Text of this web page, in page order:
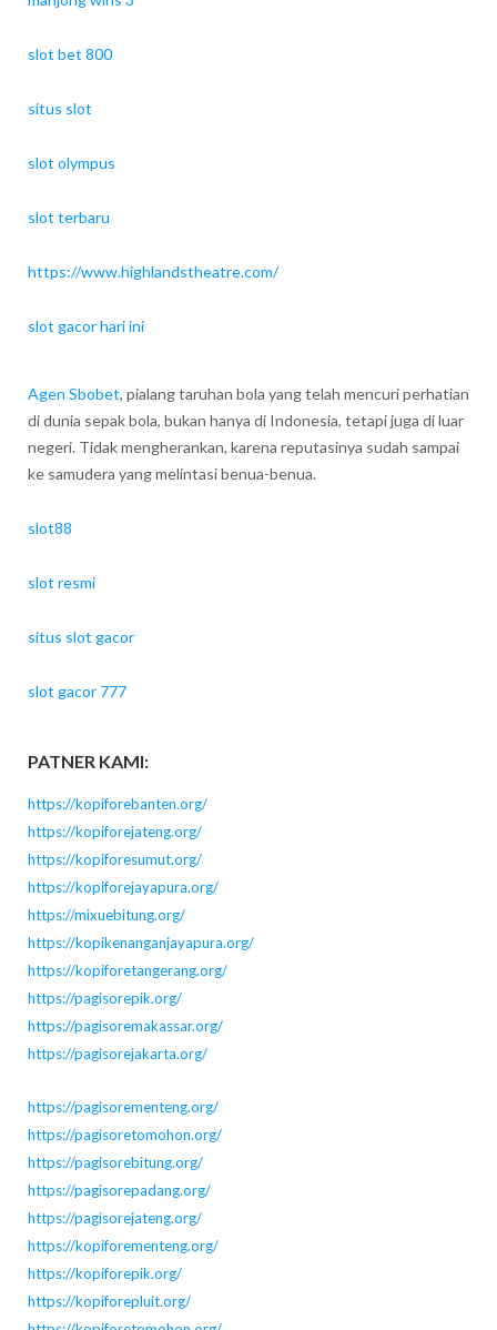
slot bet 800
situs slot
slot olympus
slot terbaru
https://www.highlandstheatre.com/
slot gacor hari ini
Agen Sbobet, pialang taruhan bola yang telah mencuri perhatian
di dunia sepak bola, bukan hanya di Indonesia, tetapi juga di luar
negeri. Tidak mengherankan, karena reputasinya sudah sampai
ke samudera yang melintasi benua-benua.
slot88
slot resmi
situs slot gacor
slot gacor 777
PATNER KAMI:
https://kopiforebanten.org/
https://kopiforejateng.org/
https://kopiforesumut.org/
https://kopiforejayapura.org/
https://mixuebitung.org/
https://kopikenanganjayapura.org/
https://kopiforetangerang.org/
https://pagisorepik.org/
https://pagisoremakassar.org/
https://pagisorejakarta.org/
https://pagisorementeng.org/
https://pagisoretomohon.org/
https://pagisorebitung.org/
https://pagisorepadang.org/
https://pagisorejateng.org/
https://kopiforementeng.org/
https://kopiforepik.org/
https://kopiforepluit.org/